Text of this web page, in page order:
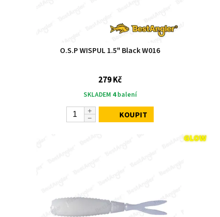
O.S.P WISPUL 1.5" Black W016
279 Kč
SKLADEM 4balení
KOUPIT